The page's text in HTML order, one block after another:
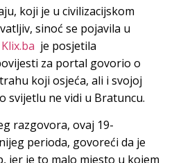
koji je u civilizacijskom
sinoć se pojavila u
Klix.ba je posjetila
za portal govorio o
koji osjeća, ali i svojoj
svijetlu ne vidi u Bratuncu.
razgovora, ovaj 19-
perioda, govoreći da je
jer je to malo mjesto u kojem